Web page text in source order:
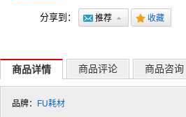
分享到： @ 推荐 7 . 收藏
商品详情 商品评论 商品咨询
品牌： FU耗材